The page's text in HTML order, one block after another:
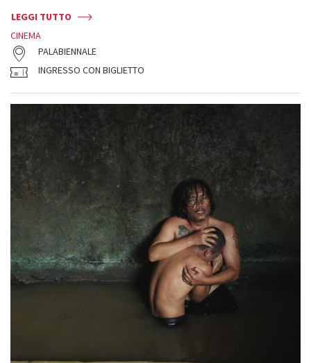
LEGGI TUTTO
CINEMA
PALABIENNALE
INGRESSO CON BIGLIETTO